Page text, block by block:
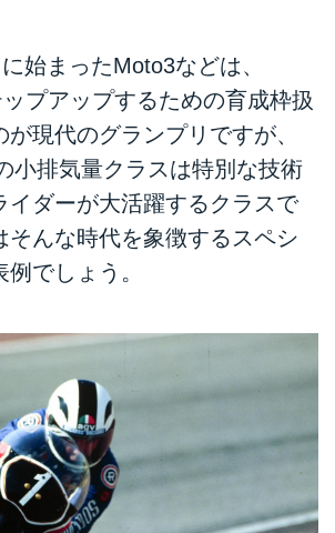
始まったMoto3などは、
プアップするための育成枠扱
現代のグランプリですが、
小排気量クラスは特別な技術
イダーが大活躍するクラスで
そんな時代を象徴するスペシ
でしょう。